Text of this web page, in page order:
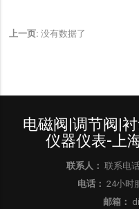
上一页: 没有数据了
电磁阀|调节阀|
仪器仪表-上
联系人： 联系电
电话： 24小时
邮箱：